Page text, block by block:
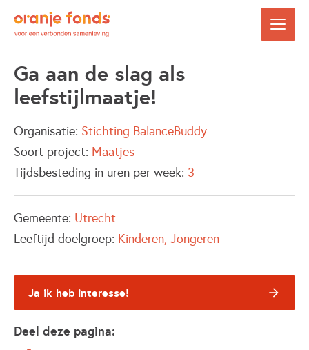
Ga aan de slag als
leefstijlmaatje!
Organisatie: Stichting BalanceBuddy
Soort project: Maatjes
Tijdsbesteding in uren per week: 3
Gemeente: Utrecht
Leeftijd doelgroep: Kinderen Jongeren
Ja ik heb interesse!
Deel deze pagina: